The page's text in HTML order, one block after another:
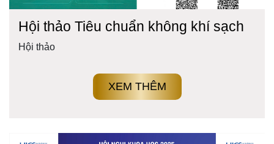
Hội thảo Tiêu chuẩn không khí sạch
Hội thảo
XEM THÊM